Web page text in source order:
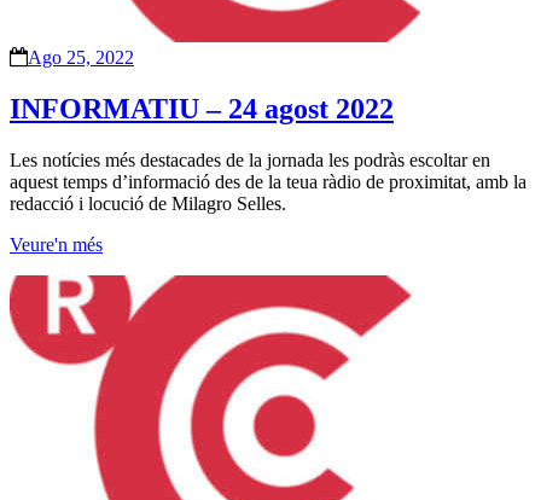
Ago 25, 2022
INFORMATIU – 24 agost 2022
Les notícies més destacades de la jornada les podràs escoltar en
aquest temps d’informació des de la teua ràdio de proximitat, amb la
redacció i locució de Milagro Selles.
Veure'n més